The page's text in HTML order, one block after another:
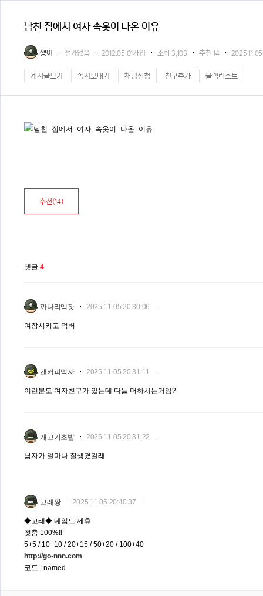
남친 집에서 여자 속옷이 나온 이유
깽이 전과없음 2012.05.01가입 조회 3,103 추천14
게시글보기 쪽지보내기 채팅신청 친구추가 블랙리스트
추천(14)
댓글 4
까나리액잣 2025.11.05 20:30:06
여장시키고 먹버
캔커피먹자 2025.11.05 20:31:11
이런분도 여자친구가 있는데 다들 머하시는거임?
개고기초밥 2025.11.05 20:31:22
남자가 얼마나 잘생겼길래
고래짱 2025.11.05 20:40:37
◆고래◆ 네임드 제휴
첫충 100%‼️
5+5 / 10+10 / 20+15 / 50+20 / 100+40
http://go-nnn.com
코드 : named